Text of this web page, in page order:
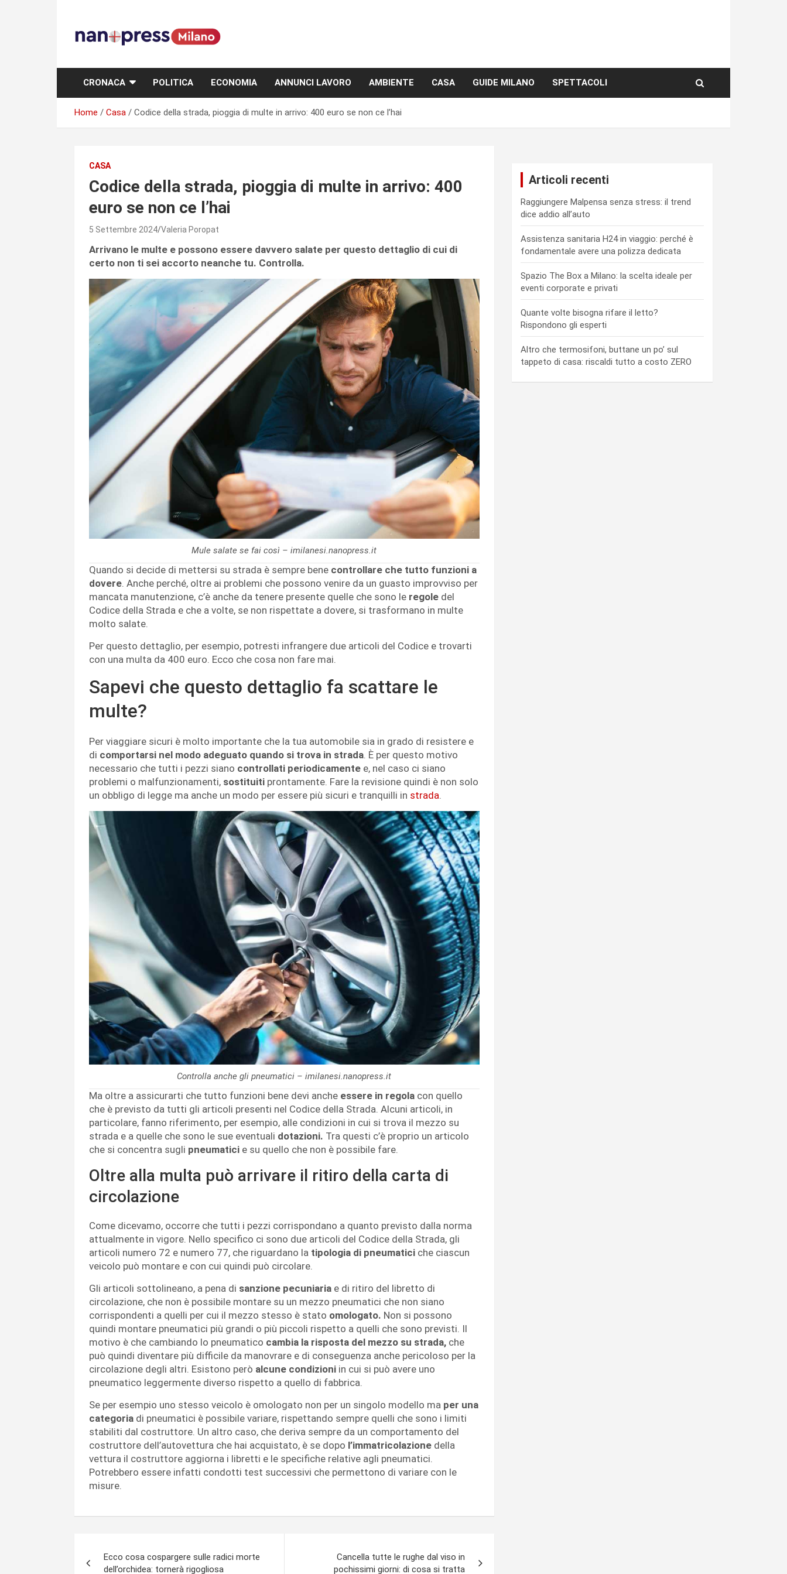
content
CRONACA POLITICA ECONOMIA ANNUNCI LAVORO AMBIENTE CASA GUIDE MILANO SPETTACOLI
Home Casa Codice della strada, pioggia di multe in arrivo: 400 euro se non ce l’hai
CASA
Codice della strada, pioggia di multe in arrivo: 400
euro se non ce l’hai
5 Settembre 2024 Valeria Poropat
Arrivano le multe e possono essere davvero salate per questo dettaglio di cui di
certo non ti sei accorto neanche tu. Controlla.
Mule salate se fai così – imilanesi.nanopress.it
Quando si decide di mettersi su strada è sempre bene controllare che tutto funzioni a
dovere. Anche perché, oltre ai problemi che possono venire da un guasto improvviso per
mancata manutenzione, c’è anche da tenere presente quelle che sono le regole del
Codice della Strada e che a volte, se non rispettate a dovere, si trasformano in multe
molto salate.
Per questo dettaglio, per esempio, potresti infrangere due articoli del Codice e trovarti
con una multa da 400 euro. Ecco che cosa non fare mai.
Sapevi che questo dettaglio fa scattare le
multe?
Per viaggiare sicuri è molto importante che la tua automobile sia in grado di resistere e
di comportarsi nel modo adeguato quando si trova in strada. È per questo motivo
necessario che tutti i pezzi siano controllati periodicamente e, nel caso ci siano
problemi o malfunzionamenti, sostituiti prontamente. Fare la revisione quindi è non solo
un obbligo di legge ma anche un modo per essere più sicuri e tranquilli in strada.
Controlla anche gli pneumatici – imilanesi.nanopress.it
Ma oltre a assicurarti che tutto funzioni bene devi anche essere in regola con quello
che è previsto da tutti gli articoli presenti nel Codice della Strada. Alcuni articoli, in
particolare, fanno riferimento, per esempio, alle condizioni in cui si trova il mezzo su
strada e a quelle che sono le sue eventuali dotazioni. Tra questi c’è proprio un articolo
che si concentra sugli pneumatici e su quello che non è possibile fare.
Oltre alla multa può arrivare il ritiro della carta di
circolazione
Come dicevamo, occorre che tutti i pezzi corrispondano a quanto previsto dalla norma
attualmente in vigore. Nello specifico ci sono due articoli del Codice della Strada, gli
articoli numero 72 e numero 77, che riguardano la tipologia di pneumatici che ciascun
veicolo può montare e con cui quindi può circolare.
Gli articoli sottolineano, a pena di sanzione pecuniaria e di ritiro del libretto di
circolazione, che non è possibile montare su un mezzo pneumatici che non siano
corrispondenti a quelli per cui il mezzo stesso è stato omologato. Non si possono
quindi montare pneumatici più grandi o più piccoli rispetto a quelli che sono previsti. Il
motivo è che cambiando lo pneumatico cambia la risposta del mezzo su strada, che
può quindi diventare più difficile da manovrare e di conseguenza anche pericoloso per la
circolazione degli altri. Esistono però alcune condizioni in cui si può avere uno
pneumatico leggermente diverso rispetto a quello di fabbrica.
Se per esempio uno stesso veicolo è omologato non per un singolo modello ma per una
categoria di pneumatici è possibile variare, rispettando sempre quelli che sono i limiti
stabiliti dal costruttore. Un altro caso, che deriva sempre da un comportamento del
costruttore dell’autovettura che hai acquistato, è se dopo l’immatricolazione della
vettura il costruttore aggiorna i libretti e le specifiche relative agli pneumatici.
Potrebbero essere infatti condotti test successivi che permettono di variare con le
misure.
articoli
Ecco cosa cospargere sulle radici morte
dell’orchidea: tornerà rigogliosa
Cancella tutte le rughe dal viso in
pochissimi giorni: di cosa si tratta
Articoli recenti
Raggiungere Malpensa senza stress: il trend
dice addio all’auto
Assistenza sanitaria H24 in viaggio: perché è
fondamentale avere una polizza dedicata
Spazio The Box a Milano: la scelta ideale per
eventi corporate e privati
Quante volte bisogna rifare il letto?
Rispondono gli esperti
Altro che termosifoni, buttane un po’ sul
tappeto di casa: riscaldi tutto a costo ZERO